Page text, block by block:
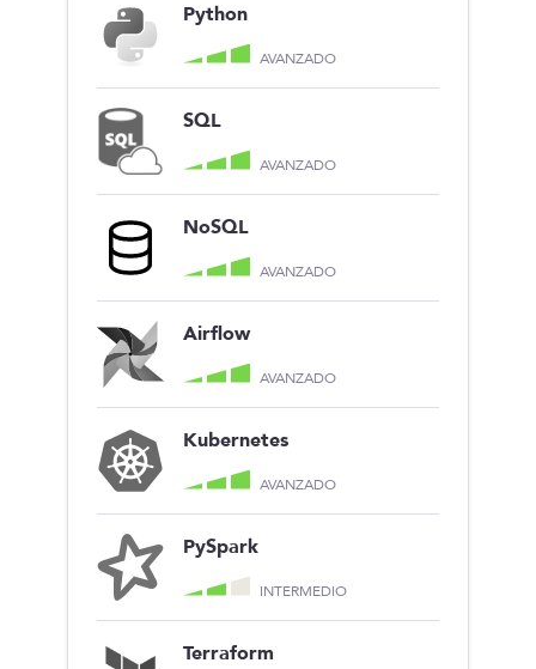
Python
AVANZADO
SQL
AVANZADO
NoSQL
AVANZADO
Airflow
AVANZADO
Kubernetes
AVANZADO
PySpark
INTERMEDIO
Terraform